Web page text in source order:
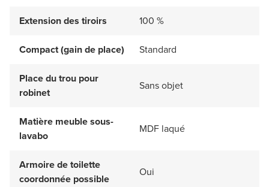
Extension des tiroirs 100 %
Compact (gain de place) Standard
Place du trou pour
robinet
Sans objet
Matière meuble sous-
lavabo
MDF laqué
Armoire de toilette
coordonnée possible
Oui